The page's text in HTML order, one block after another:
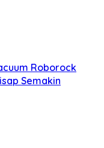
Roborock
Semakin